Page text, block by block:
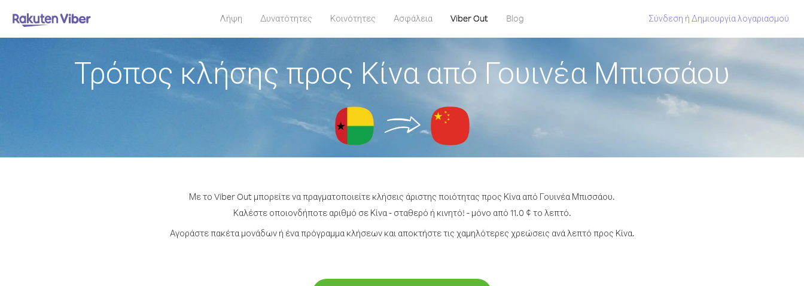
Λήψη Δυνατότητες Κοινότητες Ασφάλεια Viber Out Blog Σύνδεση ή Δημιουργία λογαριασμού
Τρόπος κλήσης προς Κίνα από Γουινέα Μπισσάου
Με το Viber Out μπορείτε να πραγματοποιείτε κλήσεις άριστης ποιότητας προς Κίνα από Γουινέα Μπισσάου.
Καλέστε οποιονδήποτε αριθμό σε Κίνα - σταθερό ή κινητό! - μόνο από 11.0 ¢ το λεπτό.
Αγοράστε πακέτα μονάδων ή ένα πρόγραμμα κλήσεων και αποκτήστε τις χαμηλότερες χρεώσεις ανά λεπτό προς Κίνα.